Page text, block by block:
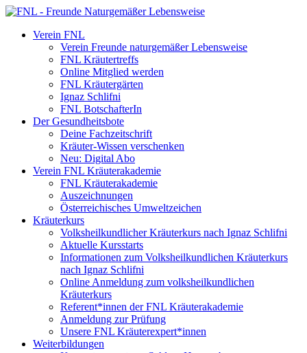
Verein FNL
Verein Freunde naturgemäßer Lebensweise
FNL Kräutertreffs
Online Mitglied werden
FNL Kräutergärten
Ignaz Schlifni
FNL BotschafterIn
Der Gesundheitsbote
Deine Fachzeitschrift
Kräuter-Wissen verschenken
Neu: Digital Abo
Verein FNL Kräuterakademie
FNL Kräuterakademie
Auszeichnungen
Österreichisches Umweltzeichen
Kräuterkurs
Volksheilkundlicher Kräuterkurs nach Ignaz Schlifni
Aktuelle Kursstarts
Informationen zum Volksheilkundlichen Kräuterkurs
nach Ignaz Schlifni
Online Anmeldung zum volksheilkundlichen
Kräuterkurs
Referent*innen der FNL Kräuterakademie
Anmeldung zur Prüfung
Unsere FNL Kräuterexpert*innen
Weiterbildungen